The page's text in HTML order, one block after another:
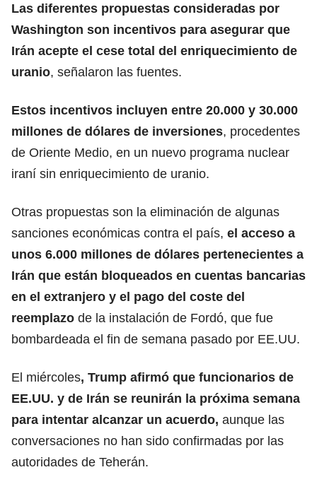
Las diferentes propuestas consideradas por
Washington son incentivos para asegurar que
Irán acepte el cese total del enriquecimiento de
uranio, señalaron las fuentes.
Estos incentivos incluyen entre 20.000 y 30.000
millones de dólares de inversiones, procedentes
de Oriente Medio, en un nuevo programa nuclear
iraní sin enriquecimiento de uranio.
Otras propuestas son la eliminación de algunas
sanciones económicas contra el país, el acceso a
unos 6.000 millones de dólares pertenecientes a
Irán que están bloqueados en cuentas bancarias
en el extranjero y el pago del coste del
reemplazo de la instalación de Fordó, que fue
bombardeada el fin de semana pasado por EE.UU.
El miércoles, Trump afirmó que funcionarios de
EE.UU. y de Irán se reunirán la próxima semana
para intentar alcanzar un acuerdo, aunque las
conversaciones no han sido confirmadas por las
autoridades de Teherán.